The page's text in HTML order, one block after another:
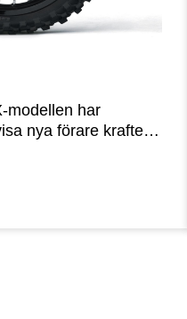
modellen har
nya förare kraften i
ihåg, mästare